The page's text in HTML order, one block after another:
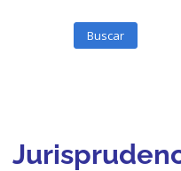
Buscar